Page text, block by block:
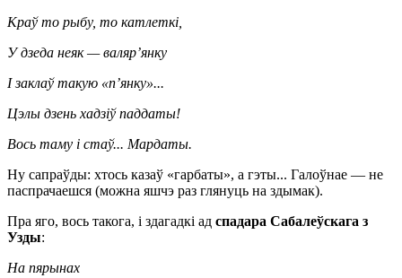
Краў то рыбу, то катлеткі,
У дзеда неяк — валяр’янку
І заклаў такую «п’янку»...
Цэлы дзень хадзіў паддаты!
Вось таму і стаў... Мардаты.
Ну сапраўды: хтось казаў «гарбаты», а гэты... Галоўнае — не
паспрачаешся (можна яшчэ раз глянуць на здымак).
Пра яго, вось такога, і здагадкі ад спадара Сабалеўскага з
Узды:
На пярынах